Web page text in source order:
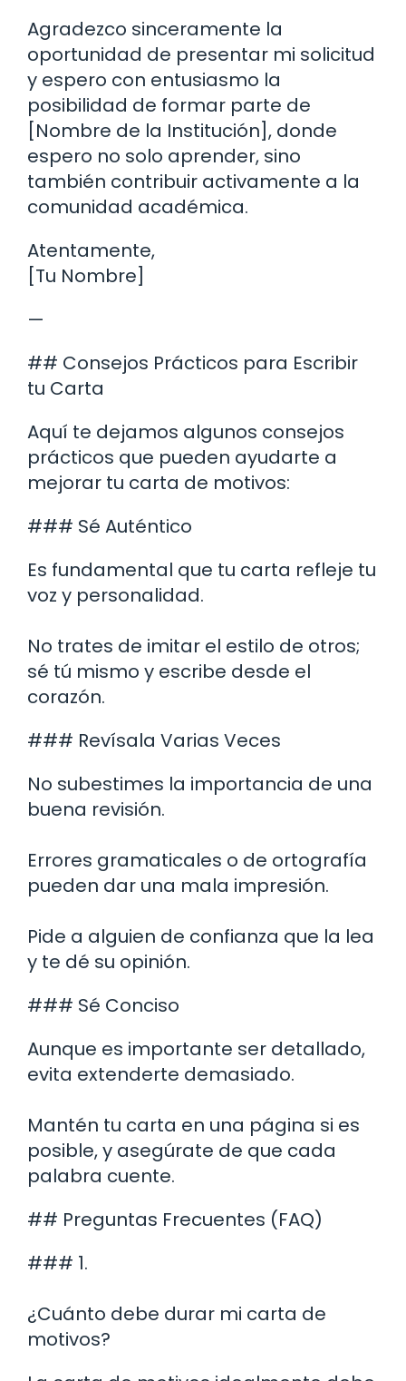
Agradezco sinceramente la
oportunidad de presentar mi solicitud
y espero con entusiasmo la
posibilidad de formar parte de
[Nombre de la Institución], donde
espero no solo aprender, sino
también contribuir activamente a la
comunidad académica.
Atentamente,
[Tu Nombre]
—
## Consejos Prácticos para Escribir
tu Carta
Aquí te dejamos algunos consejos
prácticos que pueden ayudarte a
mejorar tu carta de motivos:
### Sé Auténtico
Es fundamental que tu carta refleje tu
voz y personalidad.
No trates de imitar el estilo de otros;
sé tú mismo y escribe desde el
corazón.
### Revísala Varias Veces
No subestimes la importancia de una
buena revisión.
Errores gramaticales o de ortografía
pueden dar una mala impresión.
Pide a alguien de confianza que la lea
y te dé su opinión.
### Sé Conciso
Aunque es importante ser detallado,
evita extenderte demasiado.
Mantén tu carta en una página si es
posible, y asegúrate de que cada
palabra cuente.
## Preguntas Frecuentes (FAQ)
### 1.
¿Cuánto debe durar mi carta de
motivos?